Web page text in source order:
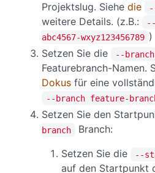
Projektslug. Siehe die
weitere Details. (z.B.:
abc4567-wxyz123456789 )
Setzen Sie die
--branch
Featurebranch-Namen.
Dokus für eine
--branch feature-
Setzen Sie den
branch
Branch:
Setzen Sie die
--
auf den Startpunkt